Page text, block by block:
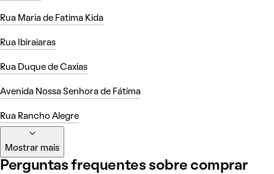
Rua Maria de Fatima Kida
Rua Ibiraiaras
Rua Duque de Caxias
Avenida Nossa Senhora de Fátima
Rua Rancho Alegre
Mostrar mais
Perguntas frequentes sobre comprar